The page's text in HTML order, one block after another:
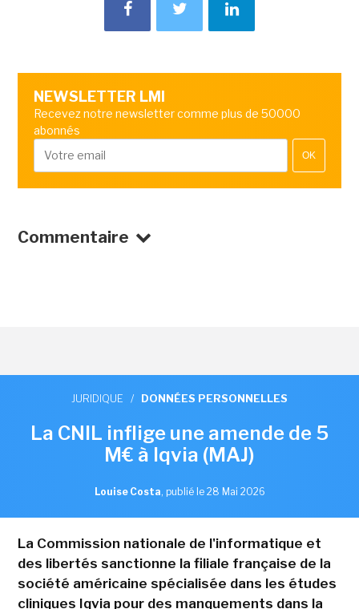
NEWSLETTER LMI
Recevez notre newsletter comme plus de 50000
abonnés
OK
Commentaire
JURIDIQUE / DONNÉES PERSONNELLES
La CNIL inflige une amende de 5
M€ à Iqvia (MAJ)
Louise Costa, publié le 28 Mai 2026
La Commission nationale de l'informatique et
des libertés sanctionne la filiale française de la
société américaine spécialisée dans les études
cliniques Iqvia pour des manquements dans la